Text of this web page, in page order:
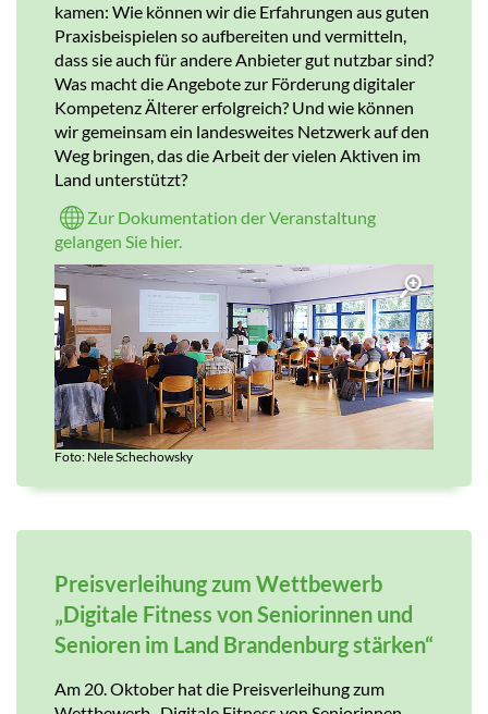
kamen: Wie können wir die Erfahrungen aus guten
Praxisbeispielen so aufbereiten und vermitteln,
dass sie auch für andere Anbieter gut nutzbar sind?
Was macht die Angebote zur Förderung digitaler
Kompetenz Älterer erfolgreich? Und wie können
wir gemeinsam ein landesweites Netzwerk auf den
Weg bringen, das die Arbeit der vielen Aktiven im
Land unterstützt?
Zur Dokumentation der Veranstaltung
gelangen Sie hier.
Foto: Nele Schechowsky
Preisverleihung zum Wettbewerb
„Digitale Fitness von Seniorinnen und
Senioren im Land Brandenburg stärken“
Am 20. Oktober hat die Preisverleihung zum